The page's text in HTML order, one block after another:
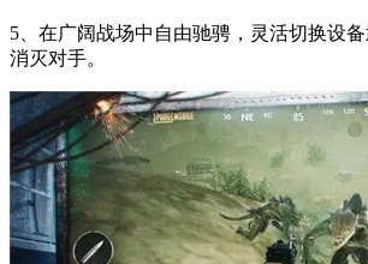
5、在广阔战场中自由驰骋，灵活切换设
消灭对手。